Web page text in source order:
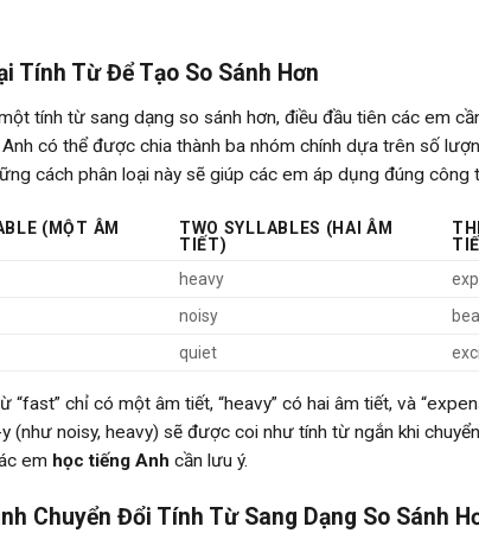
Tính Từ Để Tạo So Sánh Hơn
tính từ sang dạng so sánh hơn, điều đầu tiên các em
có thể được chia thành ba nhóm chính dựa trên số
cách phân loại này sẽ giúp các em áp dụng đúng công
(MỘT ÂM
TWO SYLLABLES (HAI ÂM
TIẾT)
heavy
noisy
quiet
“fast” chỉ có một âm tiết, “heavy” có hai âm tiết, và
(như noisy, heavy) sẽ được coi như tính từ ngắn khi
em học tiếng Anh cần lưu ý.
Chuyển Đổi Tính Từ Sang Dạng So Sánh